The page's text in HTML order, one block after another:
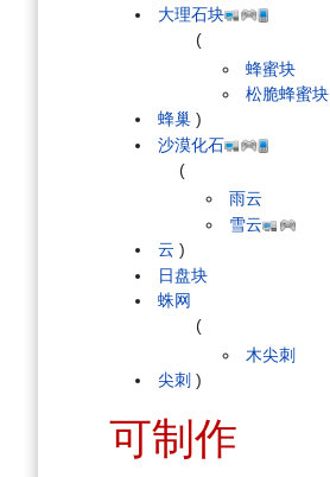
大理石块
蜂巢
(
蜂蜜块
松脆蜂蜜块
)
沙漠化石
云
(
雨云
雪云
)
日盘块
蛛网
尖刺
(
木尖刺
)
可制作